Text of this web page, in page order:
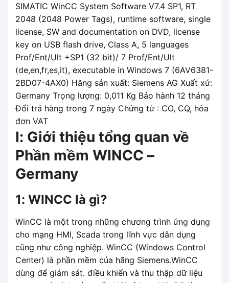
SIMATIC WinCC System Software V7.4 SP1, RT
2048 (2048 Power Tags), runtime software, single
license, SW and documentation on DVD, license
key on USB flash drive, Class A, 5 languages
Prof/Ent/Ult +SP1 (32 bit)/ 7 Prof/Ent/Ult
(de,en,fr,es,it), executable in Windows 7 (6AV6381-
2BD07-4AX0) Hãng sản xuất: Siemens AG Xuất xứ:
Germany Trọng lượng: 0,011 Kg Bảo hành 12 tháng
Đổi trả hàng trong 7 ngày Chứng từ : CO, CQ, hóa
đơn VAT
I: Giới thiệu tổng quan về
Phần mềm WINCC –
Germany
1: WINCC là gì?
WinCC là một trong những chương trình ứng dụng
cho mạng HMI, Scada trong lĩnh vực dân dụng
cũng như công nghiệp. WinCC (Windows Control
Center) là phần mềm của hãng Siemens.WinCC
dùng để giám sát. điều khiển và thu thập dữ liệu